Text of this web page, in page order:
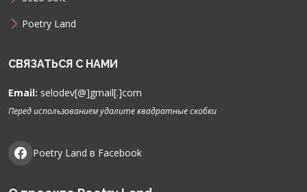
Poetry Land
СВЯЗАТЬСЯ С НАМИ
Email: selodev[@]gmail[.]com
Перед использованием удалите квадратные скобки
Poetry Land в Facebook